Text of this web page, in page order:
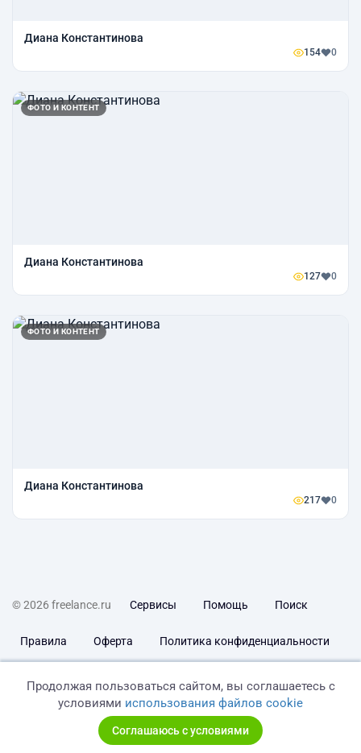
Диана Константинова
154 0
ФОТО И КОНТЕНТ
Диана Константинова
127 0
ФОТО И КОНТЕНТ
Диана Константинова
217 0
© 2026 freelance.ru Сервисы Помощь Поиск
Правила Оферта Политика конфиденциальности
Продолжая пользоваться сайтом, вы соглашаетесь с
условиями использования файлов cookie
Соглашаюсь с условиями